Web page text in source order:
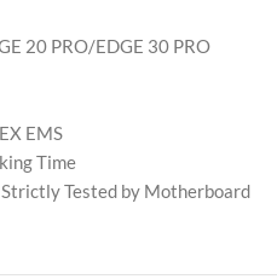
20 PRO/EDGE 30 PRO
EMS
Time
Tested by Motherboard